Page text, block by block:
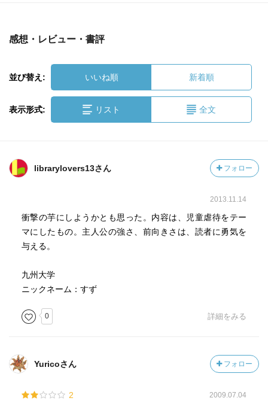
感想・レビュー・書評
並び替え: いいね順 新着順
表示形式: リスト 全文
librarylovers13さん フォロー
2013.11.14
衝撃の芋にしようかとも思った。内容は、児童虐待をテー
マにしたもの。主人公の強さ、前向きさは、読者に勇気を
与える。
九州大学
ニックネーム：すず
0 詳細をみる
Yuricoさん フォロー
2 2009.07.04